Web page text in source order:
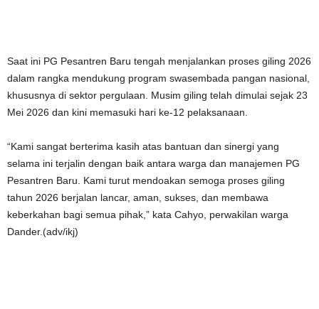
Saat ini PG Pesantren Baru tengah menjalankan proses giling 2026
dalam rangka mendukung program swasembada pangan nasional,
khususnya di sektor pergulaan. Musim giling telah dimulai sejak 23
Mei 2026 dan kini memasuki hari ke-12 pelaksanaan.
“Kami sangat berterima kasih atas bantuan dan sinergi yang
selama ini terjalin dengan baik antara warga dan manajemen PG
Pesantren Baru. Kami turut mendoakan semoga proses giling
tahun 2026 berjalan lancar, aman, sukses, dan membawa
keberkahan bagi semua pihak,” kata Cahyo, perwakilan warga
Dander.(adv/ikj)